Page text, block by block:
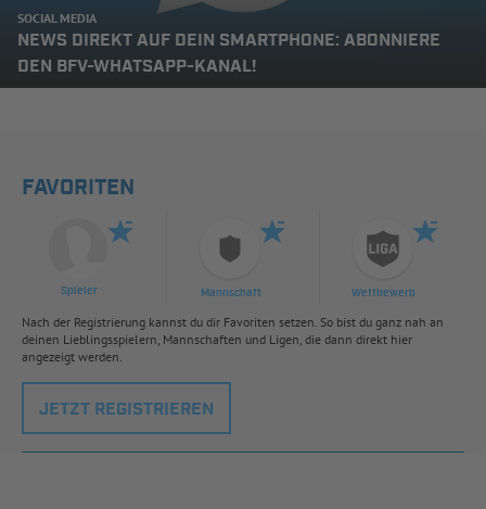
SOCIAL MEDIA
NEWS DIREKT AUF DEIN SMARTPHONE: ABONNIERE
DEN BFV-WHATSAPP-KANAL!
FAVORITEN
Spieler Mannschaft Wettbewerb
Nach der Registrierung kannst du dir Favoriten setzen. So bist du ganz nah an
deinen Lieblingsspielern, Mannschaften und Ligen, die dann direkt hier
angezeigt werden.
JETZT REGISTRIEREN